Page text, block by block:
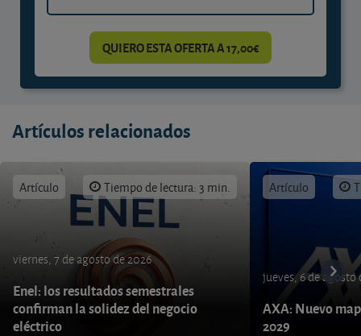
QUIERO ESTA OFERTA A 17,00€
Artículos relacionados
Artículo Tiempo de lectura: 3 min.
viernes, 7 de agosto de 2026
Enel: los resultados semestrales
confirman la solidez del negocio
eléctrico
Artículo
jueves, 6 de agosto
AXA: Nuevo
2029